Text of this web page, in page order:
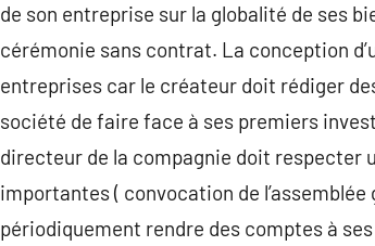
de son entreprise sur la globalité de ses
cérémonie sans contrat. La conception
entreprises car le créateur doit rédiger
société de faire face à ses premiers
directeur de la compagnie doit respecter
importantes ( convocation de
périodiquement rendre des comptes à